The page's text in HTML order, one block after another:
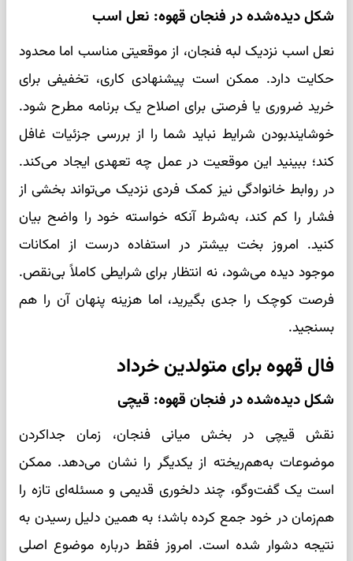
شکل دیده‌شده در فنجان قهوه: نعل اسب
نعل اسب نزدیک لبه فنجان، از موقعیتی مناسب اما محدود
حکایت دارد. ممکن است پیشنهادی کاری، تخفیفی برای
خرید ضروری یا فرصتی برای اصلاح یک برنامه مطرح شود.
خوشایندبودن شرایط نباید شما را از بررسی جزئیات غافل
کند؛ ببینید این موقعیت در عمل چه تعهدی ایجاد می‌کند.
در روابط خانوادگی نیز کمک فردی نزدیک می‌تواند بخشی از
فشار را کم کند، به‌شرط آنکه خواسته خود را واضح بیان
کنید. امروز بخت بیشتر در استفاده درست از امکانات
موجود دیده می‌شود، نه انتظار برای شرایطی کاملاً بی‌نقص.
فرصت کوچک را جدی بگیرید، اما هزینه پنهان آن را هم
بسنجید.
فال قهوه برای متولدین خرداد
شکل دیده‌شده در فنجان قهوه: قیچی
نقش قیچی در بخش میانی فنجان، زمان جداکردن
موضوعات به‌هم‌ریخته از یکدیگر را نشان می‌دهد. ممکن
است یک گفت‌وگو، چند دلخوری قدیمی و مسئله‌ای تازه را
هم‌زمان در خود جمع کرده باشد؛ به همین دلیل رسیدن به
نتیجه دشوار شده است. امروز فقط درباره موضوع اصلی